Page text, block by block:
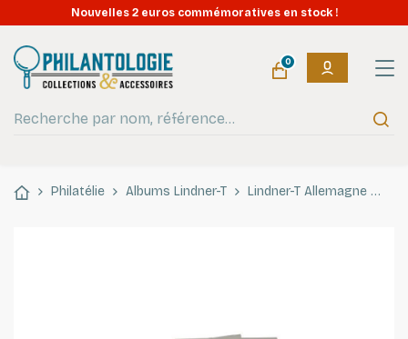
Nouvelles 2 euros commémoratives en stock !
0
Philatélie Albums Lindner-T Lindner-T Allemagne